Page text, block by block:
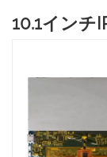
10.1インチ